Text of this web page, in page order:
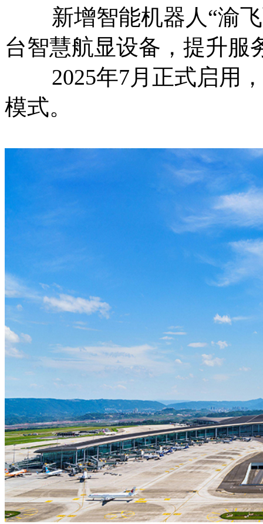
新增智能机器人“渝飞
台智慧航显设备，提升服
2025年7月正式启用，
模式。